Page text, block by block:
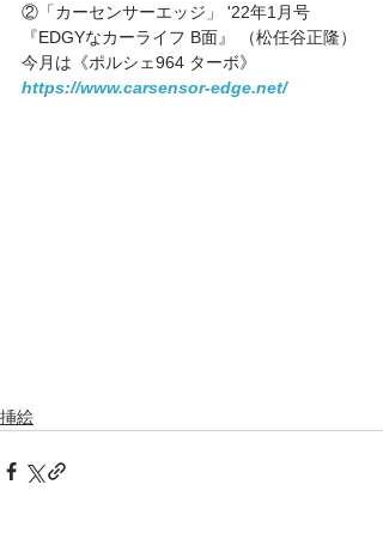
②「カーセンサーエッジ」 '22年1月号
『EDGYなカーライフ B面』 （松任谷正隆）
今月は《ポルシェ964 ターボ》
https://www.carsensor-edge.net/
挿絵